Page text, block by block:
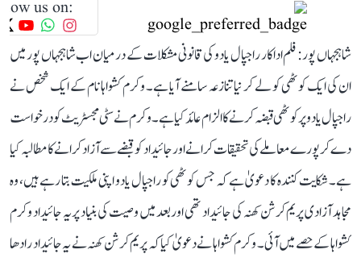
us on:
شاہجہاں پور: فلم اداکار راجپال یادو کی قانونی مشکلات کے درمیان اب شاہجہاں پور میں
ان کی ایک کوٹھی کو لے کر نیا تنازعہ سامنے آیا ہے۔ وکرم کشواہا نام کے ایک شخص نے
راجپال یادو پر کوٹھی قبضہ کرنے کا الزام عائد کیا ہے۔ وکرم نے سٹی مجسٹریٹ کو درخواست
دے کر پورے معاملے کی تحقیقات کرانے اور جائیداد کو قبضے سے آزاد کرانے کا مطالبہ کیا
ہے۔ شکایت کنندہ کا دعویٰ ہے کہ جس کوٹھی کو راجپال یادو اپنی ملکیت بتا رہے ہیں، وہ
مجاہد آزادی پریم کرشن کھنہ کی جائیداد تھی اور بعد میں وصیت کی بنیاد پر یہ جائیداد وکرم
کشواہا کے حصے میں آئی۔ وکرم کشواہا نے دعویٰ کیا کہ پریم کرشن کھنہ نے یہ جائیداد رادھا